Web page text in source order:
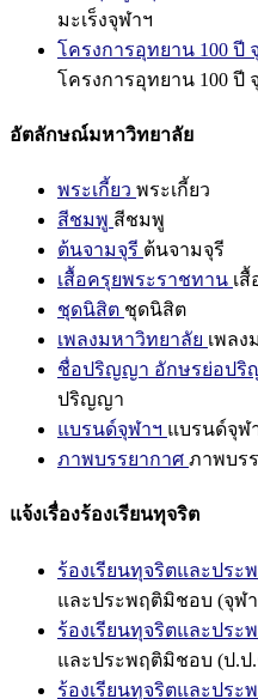
มะเร็งจุฬาฯ
โครงการอุทยาน 100
โครงการอุทยาน 100
อัตลักษณ์มหาวิทยาลัย
พระเกี้ยว พระเกี้ยว
สีชมพู สีชมพู
ต้นจามจุรี ต้นจามจุรี
เสื้อครุยพระราชทาน เ
ชุดนิสิต ชุดนิสิต
เพลงมหาวิทยาลัย เพลง
ชื่อปริญญา อักษรย่อปริ
ปริญญา
แบรนด์จุฬาฯ แบรนด์จุฬ
ภาพบรรยากาศ ภาพบร
แจ้งเรื่องร้องเรียนทุจริต
ร้องเรียนทุจริตและประ
และประพฤติมิชอบ (จุฬ
ร้องเรียนทุจริตและประ
และประพฤติมิชอบ (ป.ป
ร้องเรียนทุจริตและประ